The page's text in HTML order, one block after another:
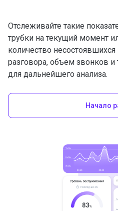
Отслеживайте такие
трубки на текущий момент
количество
разговора, объем звонков и
для дальнейшего анализа.
Начало